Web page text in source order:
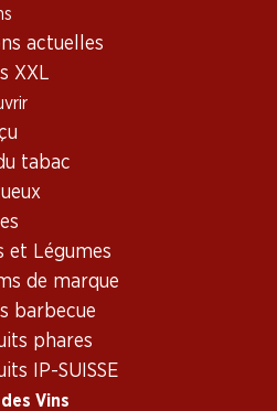
actuelles
XXL
tabac
et Légumes
de marque
barbecue
phares
IP-SUISSE
Vins
Suisse,
77.70
Bouteille: 12.95
Œil-de-Perdrix AOC
Neuchâtel
2025